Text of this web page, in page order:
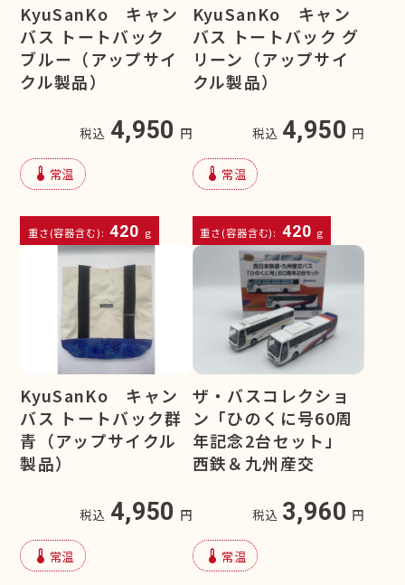
KyuSanKo キャン
バス トートバック
ブルー（アップサイ
クル製品）
税込 4,950 円
device_thermostat 常温
重さ(容器含む): 420 g
KyuSanKo キャン
バス トートバック グ
リーン（アップサイ
クル製品）
税込 4,950 円
device_thermostat 常温
重さ(容器含む): 420 g
KyuSanKo キャン
バス トートバック群
青（アップサイクル
製品）
税込 4,950 円
device_thermostat 常温
ザ・バスコレクショ
ン「ひのくに号60周
年記念2台セット」
西鉄＆九州産交
税込 3,960 円
device_thermostat 常温